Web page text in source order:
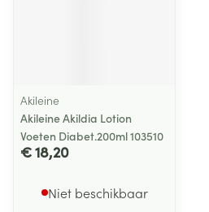
Akileine
Akileine Akildia Lotion
Voeten Diabet.200ml 103510
€ 18,20
Niet beschikbaar